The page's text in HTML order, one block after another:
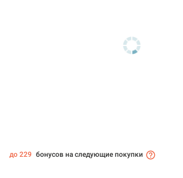
до 229 бонусов на следующие покупки